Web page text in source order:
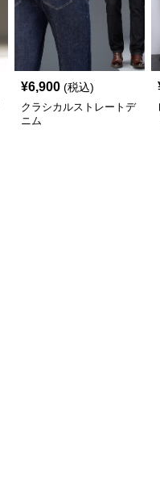
¥6,900 (税込)
クラシカルストレートデ
ニム